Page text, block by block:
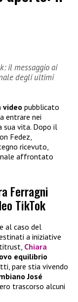
il messaggio ai
degli ultimi
video pubblicato
entrare nei
sua vita. Dopo il
Fedez,
ricevuto,
affrontato
Ferragni
TikTok
al caso del
a iniziative
Chiara
equilibrio
pare stia vivendo
José
trascorso alcuni